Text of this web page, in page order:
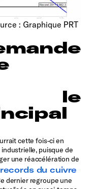
: Graphique PRT
le
cette fois-ci en
puisque de
une réaccélération de
du cuivre
dernier regroupe une